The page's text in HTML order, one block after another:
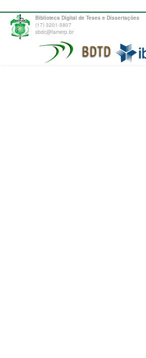
Biblioteca Digital de Teses e Dissertações
(17) 3201-5807
sbdc@famerp.br